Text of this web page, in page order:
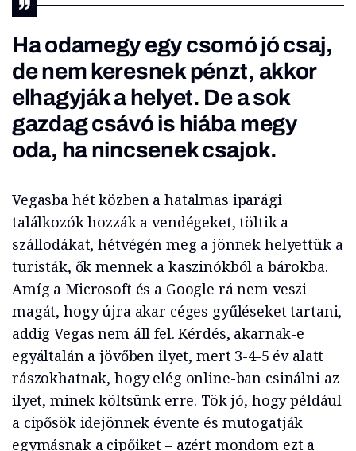
Ha odamegy egy csomó jó csaj,
de nem keresnek pénzt, akkor
elhagyják a helyet. De a sok
gazdag csávó is hiába megy
oda, ha nincsenek csajok.
Vegasba hét közben a hatalmas iparági
találkozók hozzák a vendégeket, töltik a
szállodákat, hétvégén meg a jönnek helyettük a
turisták, ők mennek a kaszinókból a bárokba.
Amíg a Microsoft és a Google rá nem veszi
magát, hogy újra akar céges gyűléseket tartani,
addig Vegas nem áll fel. Kérdés, akarnak-e
egyáltalán a jövőben ilyet, mert 3-4-5 év alatt
rászokhatnak, hogy elég online-ban csinálni az
ilyet, minek költsünk erre. Tök jó, hogy például
a cipősök idejönnek évente és mutogatják
egymásnak a cipőiket – azért mondom ezt a